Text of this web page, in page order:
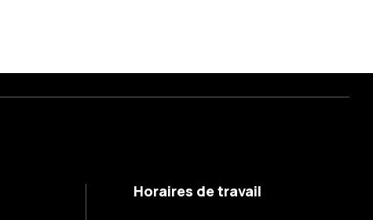
Horaires de travail